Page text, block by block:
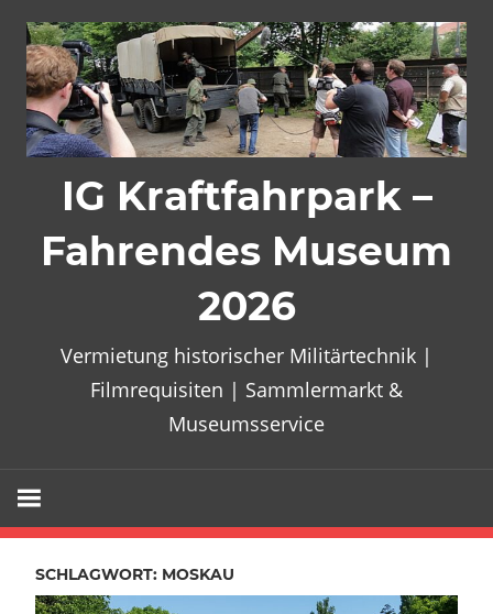
Inhalt
springen
IG Kraftfahrpark –
Fahrendes Museum
2026
Vermietung historischer Militärtechnik |
Filmrequisiten | Sammlermarkt &
Museumsservice
SCHLAGWORT: MOSKAU